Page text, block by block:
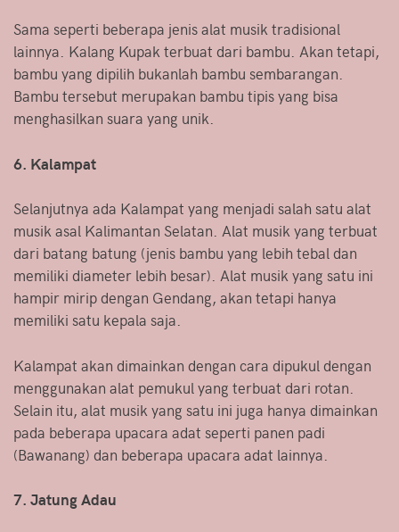
Sama seperti beberapa jenis alat musik tradisional
lainnya. Kalang Kupak terbuat dari bambu. Akan tetapi,
bambu yang dipilih bukanlah bambu sembarangan.
Bambu tersebut merupakan bambu tipis yang bisa
menghasilkan suara yang unik.
6. Kalampat
Selanjutnya ada Kalampat yang menjadi salah satu alat
musik asal Kalimantan Selatan. Alat musik yang terbuat
dari batang batung (jenis bambu yang lebih tebal dan
memiliki diameter lebih besar). Alat musik yang satu ini
hampir mirip dengan Gendang, akan tetapi hanya
memiliki satu kepala saja.
Kalampat akan dimainkan dengan cara dipukul dengan
menggunakan alat pemukul yang terbuat dari rotan.
Selain itu, alat musik yang satu ini juga hanya dimainkan
pada beberapa upacara adat seperti panen padi
(Bawanang) dan beberapa upacara adat lainnya.
7. Jatung Adau